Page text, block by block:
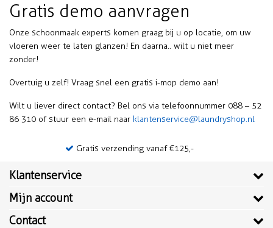
Gratis demo aanvragen
Onze schoonmaak experts komen graag bij u op locatie, om uw
vloeren weer te laten glanzen! En daarna.. wilt u niet meer
zonder!
Overtuig u zelf! Vraag snel een gratis i-mop demo aan!
Wilt u liever direct contact? Bel ons via telefoonnummer 088 – 52
86 310 of stuur een e-mail naar klantenservice@laundryshop.nl
Gratis verzending vanaf €125,-
Klantenservice
Mijn account
Contact